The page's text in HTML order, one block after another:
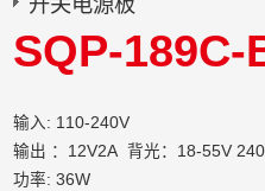
SQP-189C-
输入: 110-
输出 ：12V2A 背光：18-55V
功率: 36W